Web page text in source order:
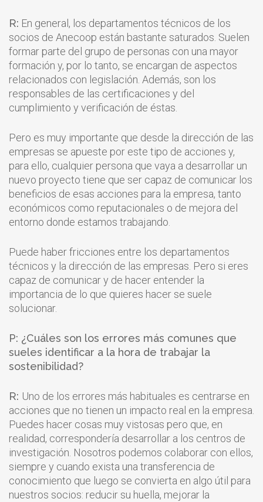
R: En general, los departamentos técnicos de los
socios de Anecoop están bastante saturados. Suelen
formar parte del grupo de personas con una mayor
formación y, por lo tanto, se encargan de aspectos
relacionados con legislación. Además, son los
responsables de las certificaciones y del
cumplimiento y verificación de éstas.
Pero es muy importante que desde la dirección de las
empresas se apueste por este tipo de acciones y,
para ello, cualquier persona que vaya a desarrollar un
nuevo proyecto tiene que ser capaz de comunicar los
beneficios de esas acciones para la empresa, tanto
económicos como reputacionales o de mejora del
entorno donde estamos trabajando.
Puede haber fricciones entre los departamentos
técnicos y la dirección de las empresas. Pero si eres
capaz de comunicar y de hacer entender la
importancia de lo que quieres hacer se suele
solucionar.
P: ¿Cuáles son los errores más comunes que
sueles identificar a la hora de trabajar la
sostenibilidad?
R: Uno de los errores más habituales es centrarse en
acciones que no tienen un impacto real en la empresa.
Puedes hacer cosas muy vistosas pero que, en
realidad, correspondería desarrollar a los centros de
investigación. Nosotros podemos colaborar con ellos,
siempre y cuando exista una transferencia de
conocimiento que luego se convierta en algo útil para
nuestros socios: reducir su huella, mejorar la